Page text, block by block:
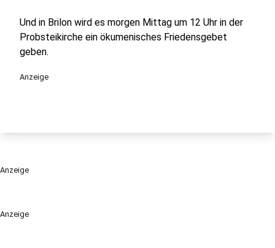
Anzeige
Und in Brilon wird es morgen Mittag um 12 Uhr in der
Probsteikirche ein ökumenisches Friedensgebet
geben.
Anzeige
Anzeige